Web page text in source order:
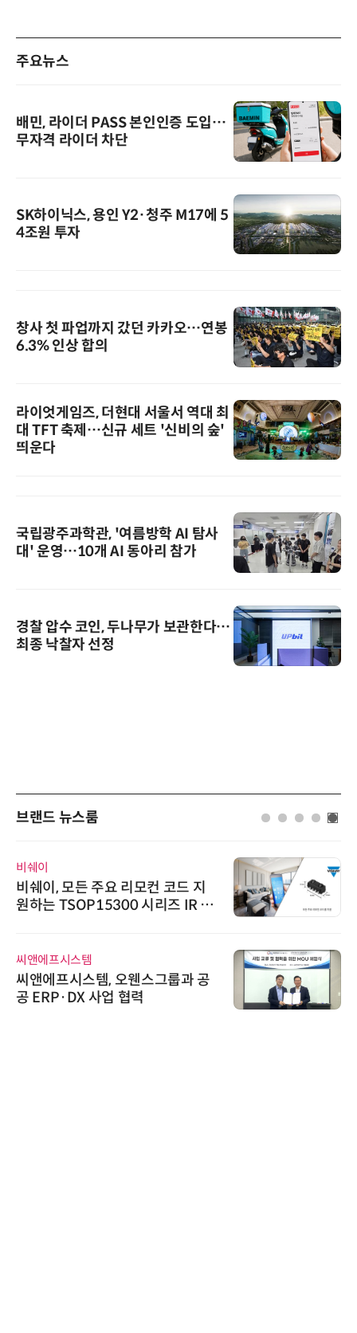
주요뉴스
배민, 라이더 PASS 본인인증 도입…
무자격 라이더 차단
SK하이닉스, 용인 Y2·청주 M17에 5
4조원 투자
창사 첫 파업까지 갔던 카카오…연봉
6.3% 인상 합의
라이엇게임즈, 더현대 서울서 역대 최
대 TFT 축제…신규 세트 '신비의 숲'
띄운다
국립광주과학관, '여름방학 AI 탐사
대' 운영…10개 AI 동아리 참가
경찰 압수 코인, 두나무가 보관한다…
최종 낙찰자 선정
브랜드 뉴스룸
비쉐이
비쉐이, 모든 주요 리모컨 코드 지
원하는 TSOP15300 시리즈 IR 수
씨앤에프시스템
씨앤에프시스템, 오웬스그룹과 공
공 ERP·DX 사업 협력